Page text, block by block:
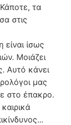
τα
στις
ίσως
Μοιάζει
Αυτό κάνει
μας
στο έπακρο.